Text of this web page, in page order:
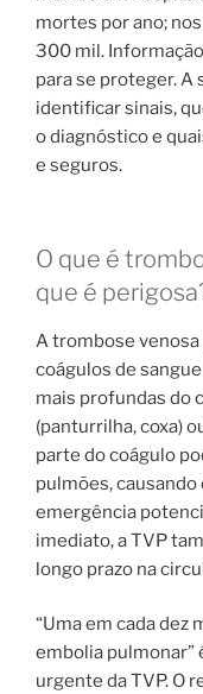
mortes por ano;
300 mil.
para se proteger. A
identificar sinais,
o diagnóstico e
e seguros.
O que é
que é
A trombose venosa
coágulos de
mais profundas do
(panturrilha, coxa)
parte do coágulo
pulmões, causando
emergência
imediato, a TVP
longo prazo na
“Uma em cada dez
embolia pulmonar”
urgente da TVP. O